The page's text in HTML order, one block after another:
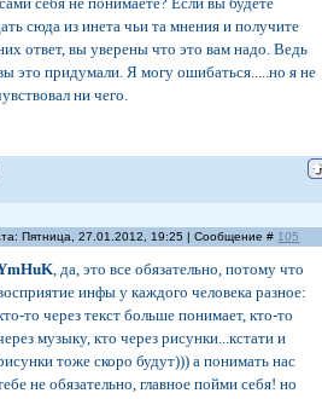
сюда из инета чьи та мнения и получите
ответ, вы уверены что это вам надо. Ведь
это придумали. Я могу ошибаться.....но я не
ни чего.
Пятница, 27.01.2012, 19:25 | Сообщение # 105
, да, это все обязательно, потому что
инфы у каждого человека разное:
то через текст больше понимает, кто-то
музыку, кто через рисунки...кстати и
тоже скоро будут))) а понимать нас
не обязательно, главное пойми себя! но